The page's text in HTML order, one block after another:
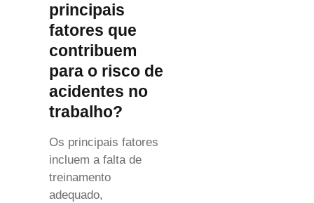
principais
fatores que
contribuem
para o risco de
acidentes no
trabalho?
Os principais fatores
incluem a falta de
treinamento
adequado,